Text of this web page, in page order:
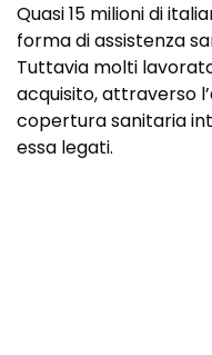
Quasi 15 milioni di
forma di assistenza
Tuttavia molti
acquisito, attraverso
copertura sanitaria
essa legati.